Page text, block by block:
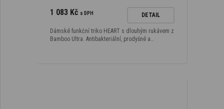
1 083 Kč s DPH DETAIL
Dámské funkční triko HEART s dlouhým rukávem z
Bamboo Ultra. Antibakteriální, prodyšné a…